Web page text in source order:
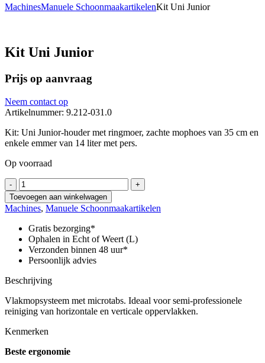
MachinesManuele SchoonmaakartikelenKit Uni Junior
Kit Uni Junior
Prijs op aanvraag
Neem contact op
Artikelnummer: 9.212-031.0
Kit: Uni Junior-houder met ringmoer, zachte mophoes van 35 cm en
enkele emmer van 14 liter met pers.
Op voorraad
-
Kit
Uni
Junior
aantal
+
Toevoegen aan winkelwagen
Machines, Manuele Schoonmaakartikelen
Gratis bezorging*
Ophalen in Echt of Weert (L)
Verzonden binnen 48 uur*
Persoonlijk advies
Beschrijving
Vlakmopsysteem met microtabs. Ideaal voor semi-professionele
reiniging van horizontale en verticale oppervlakken.
Kenmerken
Beste ergonomie